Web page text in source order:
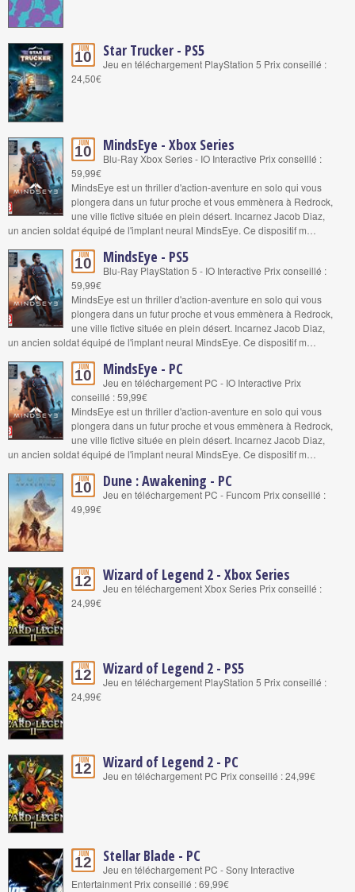
Juin
10 Star Trucker - PS5
Jeu en téléchargement PlayStation 5 Prix conseillé :
24,50€
Juin
10 MindsEye - Xbox Series
Blu-Ray Xbox Series - IO Interactive Prix conseillé :
59,99€
MindsEye est un thriller d'action-aventure en solo qui vous
plongera dans un futur proche et vous emmènera à Redrock,
une ville fictive située en plein désert. Incarnez Jacob Diaz,
un ancien soldat équipé de l'implant neural MindsEye. Ce dispositif m…
Juin
10 MindsEye - PS5
Blu-Ray PlayStation 5 - IO Interactive Prix conseillé :
59,99€
MindsEye est un thriller d'action-aventure en solo qui vous
plongera dans un futur proche et vous emmènera à Redrock,
une ville fictive située en plein désert. Incarnez Jacob Diaz,
un ancien soldat équipé de l'implant neural MindsEye. Ce dispositif m…
Juin
10 MindsEye - PC
Jeu en téléchargement PC - IO Interactive Prix
conseillé : 59,99€
MindsEye est un thriller d'action-aventure en solo qui vous
plongera dans un futur proche et vous emmènera à Redrock,
une ville fictive située en plein désert. Incarnez Jacob Diaz,
un ancien soldat équipé de l'implant neural MindsEye. Ce dispositif m…
Juin
10 Dune : Awakening - PC
Jeu en téléchargement PC - Funcom Prix conseillé :
49,99€
Juin
12 Wizard of Legend 2 - Xbox Series
Jeu en téléchargement Xbox Series Prix conseillé :
24,99€
Juin
12 Wizard of Legend 2 - PS5
Jeu en téléchargement PlayStation 5 Prix conseillé :
24,99€
Juin
12 Wizard of Legend 2 - PC
Jeu en téléchargement PC Prix conseillé : 24,99€
Juin
12 Stellar Blade - PC
Jeu en téléchargement PC - Sony Interactive
Entertainment Prix conseillé : 69,99€